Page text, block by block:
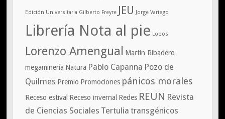
Edición Universitaria Gilberto Freyre JEU Jorge Variego
Librería Nota al pie Lobos
Lorenzo Amengual
Martín Ribadero
megaminería Natura Pablo Capanna Pozo de
Quilmes Premio Promociones pánicos morales
Receso estival Receso invernal Redes REUN Revista
de Ciencias Sociales Tertulia transgénicos